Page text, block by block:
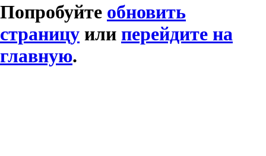
Попробуйте обновить
страницу или перейдите на
главную.